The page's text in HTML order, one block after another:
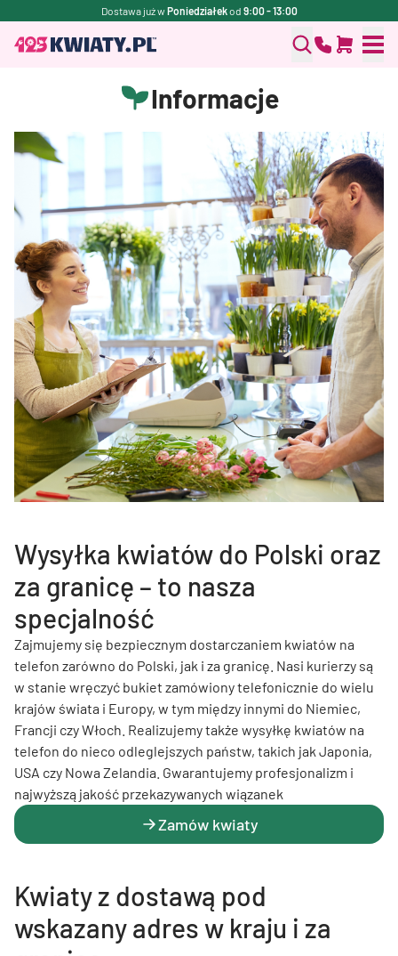
Dostawa już wPoniedziałekod 9:00 - 13:00
Informacje
Wysyłka kwiatów do Polski oraz
za granicę – to nasza
specjalność
Zajmujemy się bezpiecznym dostarczaniem kwiatów na
telefon zarówno do Polski, jak i za granicę. Nasi kurierzy są
w stanie wręczyć bukiet zamówiony telefonicznie do wielu
krajów świata i Europy, w tym między innymi do Niemiec,
Francji czy Włoch. Realizujemy także wysyłkę kwiatów na
telefon do nieco odleglejszych państw, takich jak Japonia,
USA czy Nowa Zelandia. Gwarantujemy profesjonalizm i
najwyższą jakość przekazywanych wiązanek
Zamów kwiaty
Kwiaty z dostawą pod
wskazany adres w kraju i za